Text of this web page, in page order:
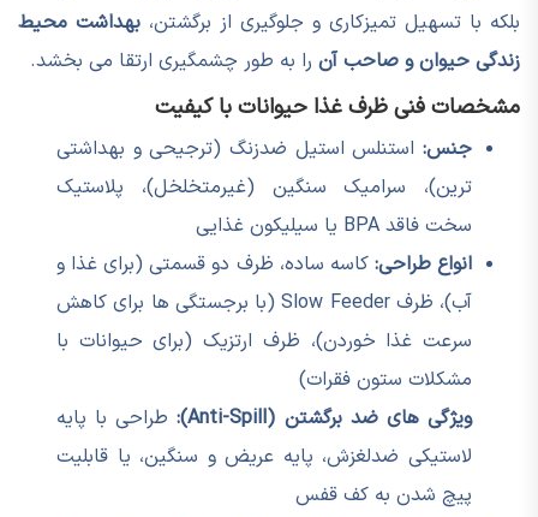
بلکه با تسهیل تمیزکاری و جلوگیری از برگشتن، بهداشت محیط
زندگی حیوان و صاحب آن را به طور چشمگیری ارتقا می بخشد.
مشخصات فنی ظرف غذا حیوانات با کیفیت
جنس: استنلس استیل ضدزنگ (ترجیحی و بهداشتی
ترین)، سرامیک سنگین (غیرمتخلخل)، پلاستیک
سخت فاقد BPA یا سیلیکون غذایی
انواع طراحی: کاسه ساده، ظرف دو قسمتی (برای غذا و
آب)، ظرف Slow Feeder (با برجستگی ها برای کاهش
سرعت غذا خوردن)، ظرف ارتزیک (برای حیوانات با
مشکلات ستون فقرات)
ویژگی های ضد برگشتن (Anti-Spill):
طراحی با پایه
لاستیکی ضدلغزش، پایه عریض و سنگین، یا قابلیت
پیچ شدن به کف قفس